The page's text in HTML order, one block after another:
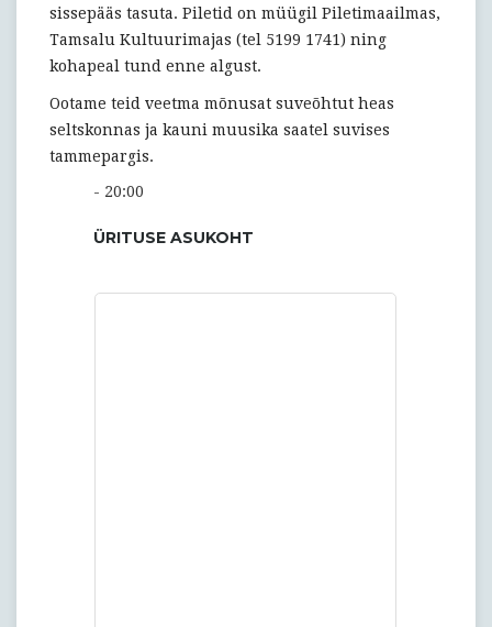
sissepääs tasuta. Piletid on müügil Piletimaailmas,
Tamsalu Kultuurimajas (tel 5199 1741) ning
kohapeal tund enne algust.
Ootame teid veetma mõnusat suveõhtut heas
seltskonnas ja kauni muusika saatel suvises
tammepargis.
- 20:00
ÜRITUSE ASUKOHT